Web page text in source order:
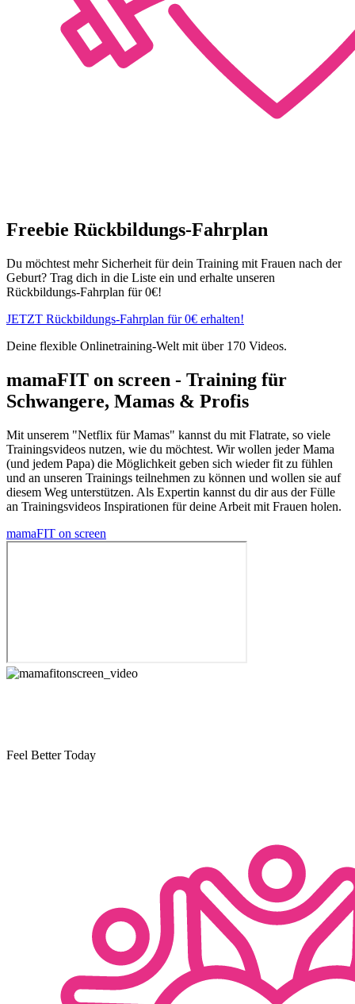
Freebie Rückbildungs-Fahrplan
Du möchtest mehr Sicherheit für dein Training mit Frauen nach der
Geburt? Trag dich in die Liste ein und erhalte unseren
Rückbildungs-Fahrplan für 0€!
JETZT Rückbildungs-Fahrplan für 0€ erhalten!
Deine flexible Onlinetraining-Welt mit über 170 Videos.
mamaFIT on screen - Training für
Schwangere, Mamas & Profis
Mit unserem "Netflix für Mamas" kannst du mit Flatrate, so viele
Trainingsvideos nutzen, wie du möchtest. Wir wollen jeder Mama
(und jedem Papa) die Möglichkeit geben sich wieder fit zu fühlen
und an unseren Trainings teilnehmen zu können und wollen sie auf
diesem Weg unterstützen. Als Expertin kannst du dir aus der Fülle
an Trainingsvideos Inspirationen für deine Arbeit mit Frauen holen.
mamaFIT on screen
Feel Better Today